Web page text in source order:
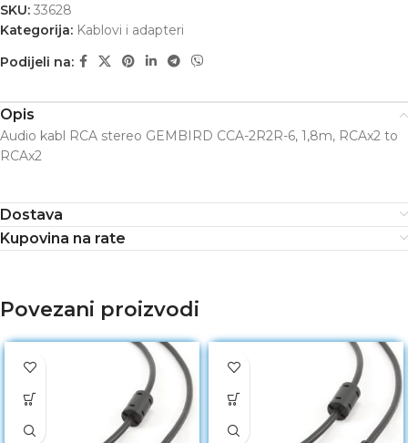
SKU: 33628
Kategorija: Kablovi i adapteri
Podijeli na:
Opis
Audio kabl RCA stereo GEMBIRD CCA-2R2R-6, 1,8m, RCAx2 to
RCAx2
Dostava
Kupovina na rate
Povezani proizvodi